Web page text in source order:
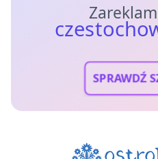
SPRAWDŹ